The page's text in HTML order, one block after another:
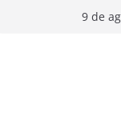
9 de